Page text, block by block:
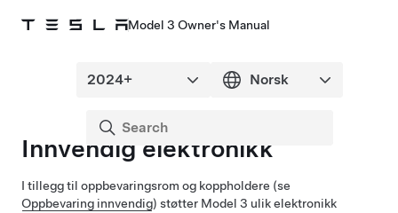
Model 3 Owner's Manual
Innvendig elektronikk
I tillegg til oppbevaringsrom og koppholdere (se
Oppbevaring innvendig) støtter Model 3 ulik elektronikk